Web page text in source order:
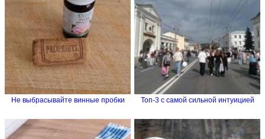
Не выбрасывайте винные пробки Топ-3 с самой сильной интуицией